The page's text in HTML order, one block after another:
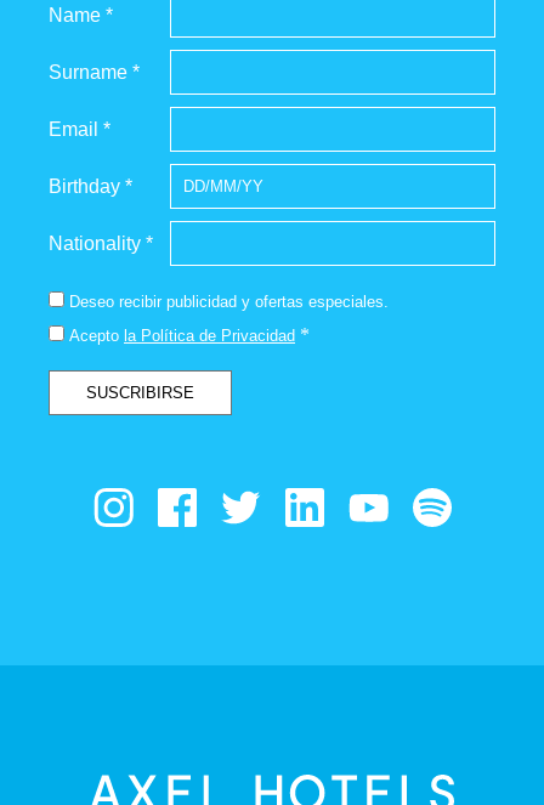
Name *
Surname *
Email *
Birthday *
Nationality *
Deseo recibir publicidad y ofertas especiales.
Acepto la Política de Privacidad *
SUSCRIBIRSE